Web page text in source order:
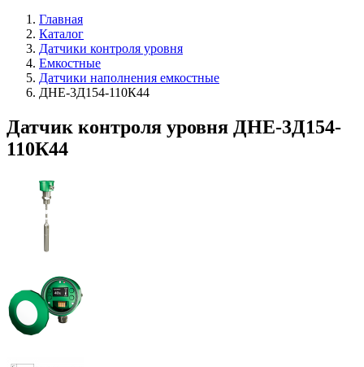
Главная
Каталог
Датчики контроля уровня
Емкостные
Датчики наполнения емкостные
ДНЕ-3Д154-110К44
Датчик контроля уровня ДНЕ-3Д154-
110К44